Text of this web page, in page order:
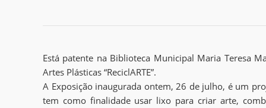
Está patente na Biblioteca Municipal Maria Teresa
Artes Plásticas “ReciclARTE”.
A Exposição inaugurada ontem, 26 de julho, é um
tem como finalidade usar lixo para criar arte,